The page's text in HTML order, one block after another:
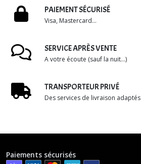
PAIEMENT SÉCURISÉ
Visa, Mastercard...
SERVICE APRÈS VENTE
A votre écoute (sauf la nuit...)
TRANSPORTEUR PRIVÉ
Des services de livraison adaptés
Paiements sécurisés